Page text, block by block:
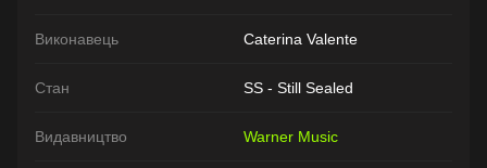
Виконавець Caterina Valente
Стан SS - Still Sealed
Видавництво Warner Music